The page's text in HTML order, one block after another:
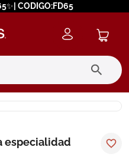
CODIGO:FD65
especialidad